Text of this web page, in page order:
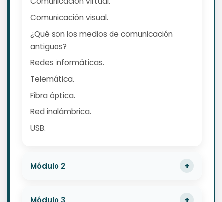
Comunicación visual.
¿Qué son los medios de comunicación
antiguos?
Redes informáticas.
Telemática.
Fibra óptica.
Red inalámbrica.
USB.
Módulo 2
Módulo 3